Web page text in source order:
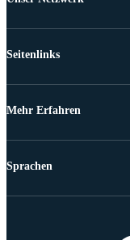
Seitenlinks
Mehr Erfahren
Sprachen